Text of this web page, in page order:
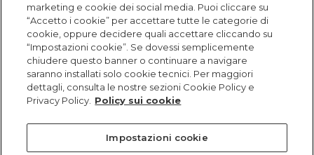
© MONDO CONVENIENZA
marketing e cookie dei social media. Puoi cliccare su
“Accetto i cookie” per accettare tutte le categorie di
cookie, oppure decidere quali accettare cliccando su
“Impostazioni cookie”. Se dovessi semplicemente
chiudere questo banner o continuare a navigare
saranno installati solo cookie tecnici. Per maggiori
dettagli, consulta le nostre sezioni Cookie Policy e
Privacy Policy. Policy sui cookie
Impostazioni cookie